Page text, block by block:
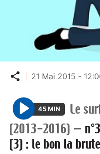
Partager
21 Mai 2015 -
P
l
a
45 MIN
Le
(2013-2016) —
(3) : le bon la